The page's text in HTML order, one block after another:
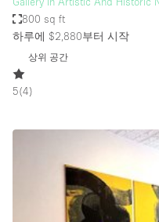
Atelier / Workshop
Boat
Creative Space
Event Space
800 sq ft
하루에 $2,880부터 시작
상위 공간
5(4)